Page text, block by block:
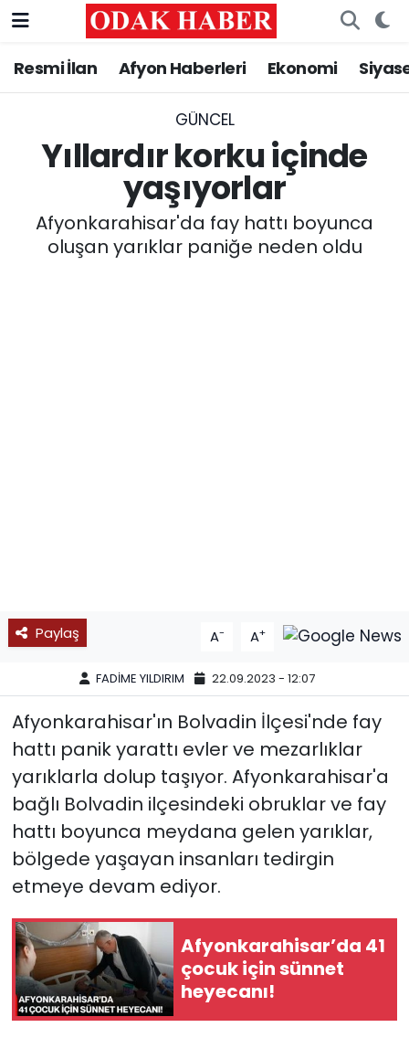
Resmi İlan Afyon Haberleri Ekonomi
GÜNCEL
Yıllardır korku içinde
yaşıyorlar
Afyonkarahisar'da fay hattı boyunca
oluşan yarıklar paniğe neden oldu
Paylaş A- A+
FADİME YILDIRIM 22.09.2023 - 12:07
Afyonkarahisar'ın Bolvadin İlçesi'nde fay
hattı panik yarattı evler ve mezarlıklar
yarıklarla dolup taşıyor. Afyonkarahisar'a
bağlı Bolvadin ilçesindeki obruklar ve fay
hattı boyunca meydana gelen yarıklar,
bölgede yaşayan insanları tedirgin
etmeye devam ediyor.
Afyonkarahisar’da 41
çocuk için sünnet
heyecanı!
AFYONKARAHİSAR HABERLERİ
ASAYİŞ
SİYASET
Nöbetçi Eczaneler
Trafik Durumu
Süper Lig Puan Durumu ve Fikstür
Tüm Manşetler